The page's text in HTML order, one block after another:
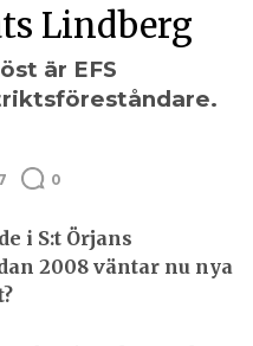
Lindberg
är EFS
0
i S:t Örjans
2008 väntar nu nya